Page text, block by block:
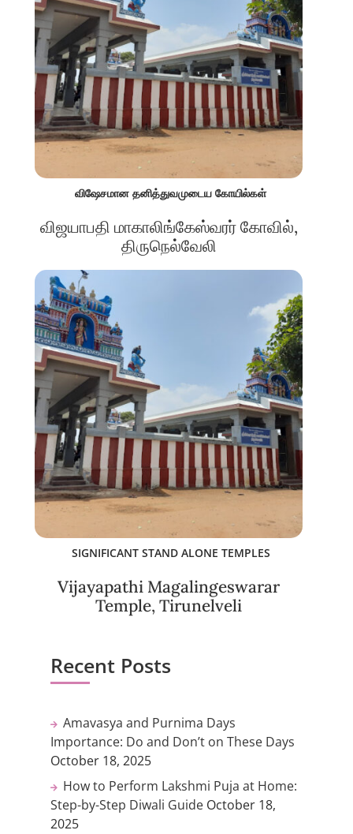
விஷேசமான தனித்துவமுடைய கோயில்கள்
விஜயாபதி மாகாலிங்கேஸ்வரர் கோவில்,
திருநெல்வேலி
SIGNIFICANT STAND ALONE TEMPLES
Vijayapathi Magalingeswarar
Temple, Tirunelveli
Recent Posts
Amavasya and Purnima Days
Importance: Do and Don’t on These Days
October 18, 2025
How to Perform Lakshmi Puja at Home:
Step-by-Step Diwali Guide October 18,
2025